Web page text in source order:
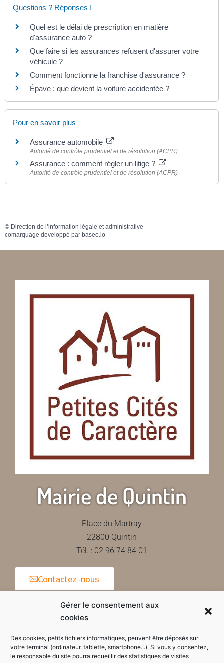
Gérer le consentement aux
cookies
Des cookies, petits fichiers informatiques, peuvent être déposés sur
votre terminal (ordinateur, tablette, smartphone...). Si vous y consentez,
le responsable du site pourra recueillir des statistiques de visites
Questions ? Réponses !
Quel est le délai de prescription en matière
d'assurance auto ?
Que faire si les assurances refusent d'assurer votre
véhicule ?
Comment fonctionne la franchise d'assurance ?
Épave : que devient la voiture accidentée ?
Pour en savoir plus
Assurance automobile
Autorité de contrôle prudentiel et de résolution (ACPR)
Assurance : comment régler un litige ?
Autorité de contrôle prudentiel et de résolution (ACPR)
© Direction de l’information légale et administrative
comarquage developpé par baseo.io
Mairie de Quintin
Place du Martray
22800 Quintin
Tél. : 02 96 74 84 01
Contactez-nous
Horaires d'ouverture de la mairie